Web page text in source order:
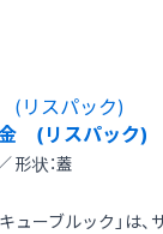
金 (リスパック)
形状：蓋
ーブルック」は、